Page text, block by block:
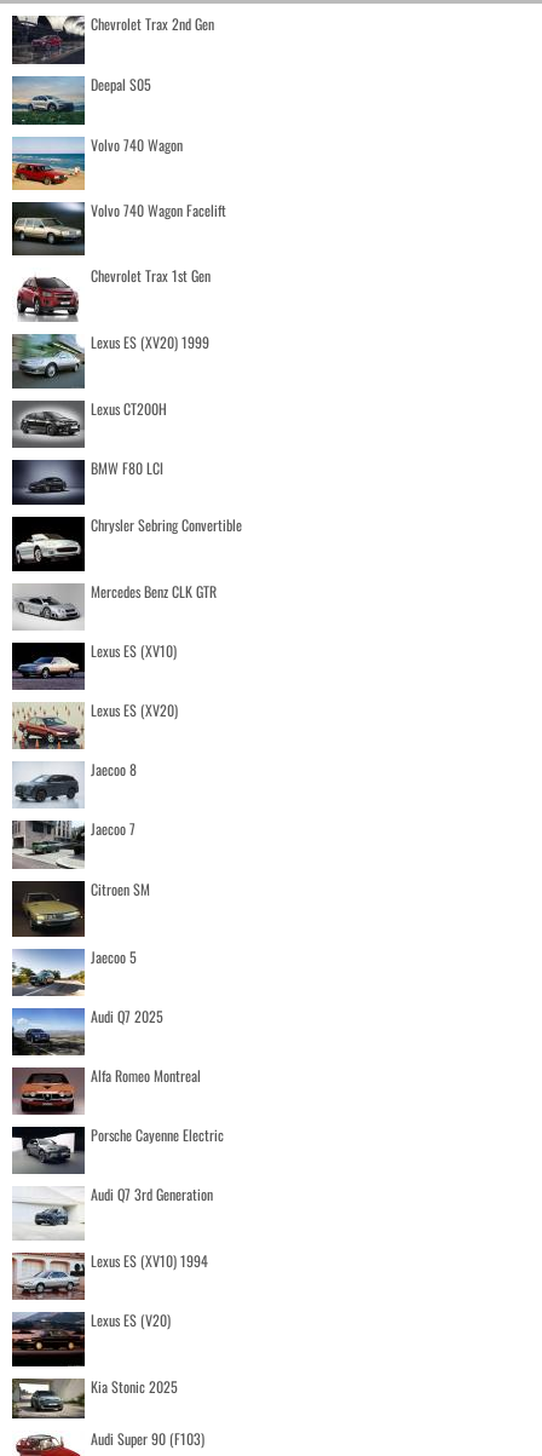
Chevrolet Trax 2nd Gen
Deepal S05
Volvo 740 Wagon
Volvo 740 Wagon Facelift
Chevrolet Trax 1st Gen
Lexus ES (XV20) 1999
Lexus CT200H
BMW F80 LCI
Chrysler Sebring Convertible
Mercedes Benz CLK GTR
Lexus ES (XV10)
Lexus ES (XV20)
Jaecoo 8
Jaecoo 7
Citroen SM
Jaecoo 5
Audi Q7 2025
Alfa Romeo Montreal
Porsche Cayenne Electric
Audi Q7 3rd Generation
Lexus ES (XV10) 1994
Lexus ES (V20)
Kia Stonic 2025
Audi Super 90 (F103)